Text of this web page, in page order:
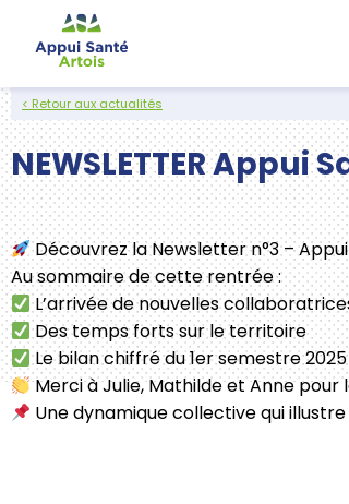
Aller au contenu
< Retour aux actualités
NEWSLETTER Appui
Découvrez la Newsletter n°3 –
Au sommaire de cette rentrée :
L’arrivée de nouvelles
Des temps forts sur le territoire
Le bilan chiffré du 1er semestre
Merci à Julie, Mathilde et Anne pour
Une dynamique collective qui